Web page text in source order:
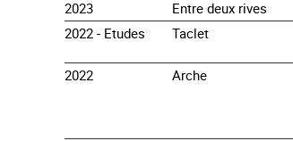
2023
Entre deux rives
2022 - Etudes
Taclet
2022 Arche